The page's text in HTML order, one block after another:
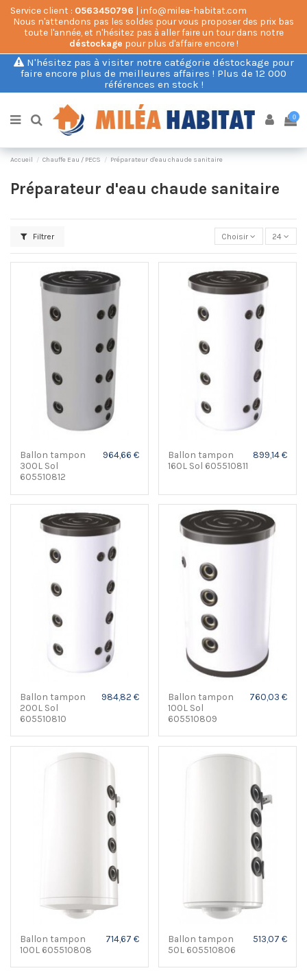
Service client : 0563450796 | info@milea-habitat.com
Nous n'attendons pas les soldes pour vous proposer des prix bas
toute l'année, et n'hésitez pas à aller faire un tour dans notre
déstockage pour plus d'affaire encore !
N'hésitez pas à visiter notre catégorie déstockage pour
faire encore plus de meilleures affaires ! Plus de 12 000
références en stock !
0
Accueil Chauffe Eau / PECS Préparateur d'eau chaude sanitaire
Préparateur d'eau chaude sanitaire
Filtrer Choisir 24
Ballon tampon
300L Sol
605510812
964,66 €
Ballon tampon
160L Sol 605510811
899,14 €
Ballon tampon
200L Sol
605510810
984,82 €
Ballon tampon
100L Sol
605510809
760,03 €
Ballon tampon
100L 605510808
714,67 €
Ballon tampon
50L 605510806
513,07 €